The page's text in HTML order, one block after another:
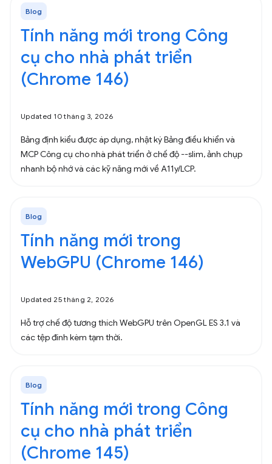
Blog
Tính năng mới trong Công
cụ cho nhà phát triển
(Chrome 146)
Updated 10 tháng 3, 2026
Bảng định kiểu được áp dụng, nhật ký Bảng điều khiển và
MCP Công cụ cho nhà phát triển ở chế độ --slim, ảnh chụp
nhanh bộ nhớ và các kỹ năng mới về A11y/LCP.
Blog
Tính năng mới trong
WebGPU (Chrome 146)
Updated 25 tháng 2, 2026
Hỗ trợ chế độ tương thích WebGPU trên OpenGL ES 3.1 và
các tệp đính kèm tạm thời.
Blog
Tính năng mới trong Công
cụ cho nhà phát triển
(Chrome 145)